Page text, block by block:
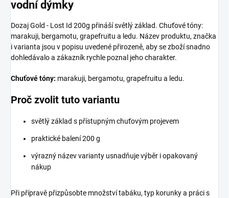
vodní dýmky
Dozaj Gold - Lost Id 200g přináší světlý základ. Chuťové tóny:
marakuji, bergamotu, grapefruitu a ledu. Název produktu, značka
i varianta jsou v popisu uvedené přirozeně, aby se zboží snadno
dohledávalo a zákazník rychle poznal jeho charakter.
Chuťové tóny: marakuji, bergamotu, grapefruitu a ledu.
Proč zvolit tuto variantu
světlý základ s přístupným chuťovým projevem
praktické balení 200 g
výrazný název varianty usnadňuje výběr i opakovaný
nákup
Při přípravě přizpůsobte množství tabáku, typ korunky a práci s